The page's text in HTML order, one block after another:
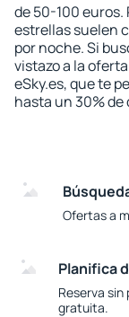
de 50-100
estrellas suelen
por noche. Si
vistazo a la
eSky.es, que te
hasta un 30%
Ofertas a
Planifica
Reserva
gratuita.